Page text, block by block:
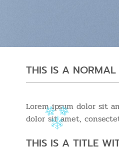
THIS IS A NORMAL
Lorem ipsum dolor sit
dolor sit amet,
THIS IS A TITLE